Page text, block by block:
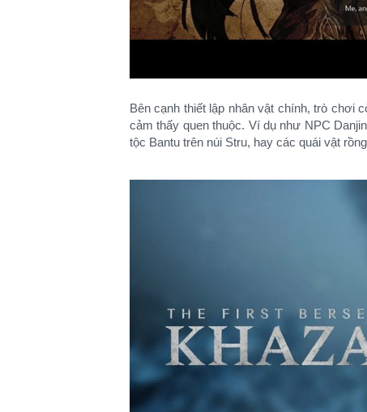
Bên cạnh thiết lập nhân vật chính, trò chơi
cảm thấy quen thuộc. Ví dụ như NPC
tộc Bantu trên núi Stru, hay các quái vật